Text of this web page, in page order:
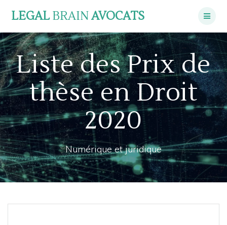
to
LEGALBRAINAVOCATS
Liste des Prix de
thèse en Droit
2020
Numérique et juridique